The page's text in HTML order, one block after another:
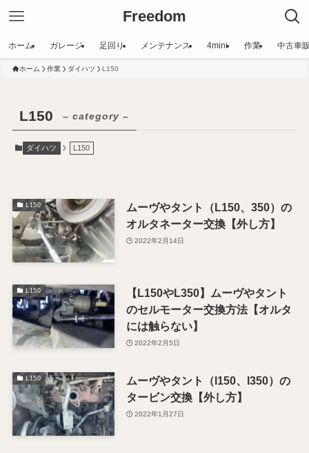
Freedom
ホーム ガレージ 足回り メンテナンス 4mini 作業 中古車
ホーム 作業 ダイハツ L150
L150 – category –
ダイハツ L150
L150
ムーヴやタント（L150、350）の
オルタネーター交換【外し方】
2022年2月14日
L150
【L150やL350】ムーヴやタント
のセルモーター交換方法【オルタ
には触らない】
2022年2月5日
L150
ムーヴやタント（l150、l350）の
タービン交換【外し方】
2022年1月27日